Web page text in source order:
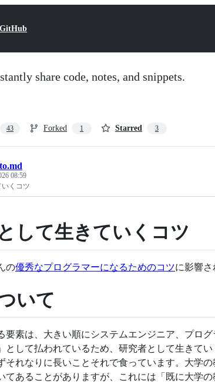
share code, notes, and snippets.
43 Forked 1 Starred 3
08:59
くコツ
して生きていくコツ
の優秀なプログラマーになるためのコツに影響さ
いて
要素は、大きい順にシステムエンジニア、プロ
として払われているため、研究者として生きて
それなりに長いことそれで食っています。大学
てあることがありますが、これには「既に大学